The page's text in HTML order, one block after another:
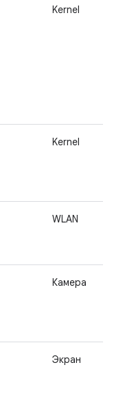
Kernel
Kernel
WLAN
Камера
Экран